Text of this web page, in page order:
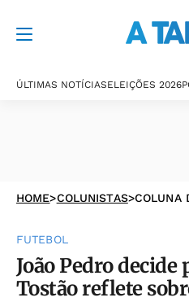
ÚLTIMAS NOTÍCIASELEIÇÕES 2026
HOME>COLUNISTAS>COLUNA
FUTEBOL
João Pedro decide
Tostão reflete